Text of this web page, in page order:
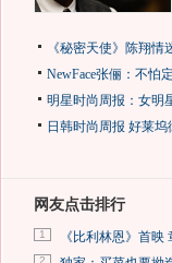
《秘密天使》陈翔
NewFace张俪：不怕
明星时尚周报：女明
日韩时尚周报 好莱坞
网友点击排行
1 《比利林恩》首
2